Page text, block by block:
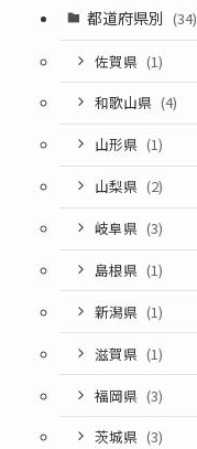
都道府県別 (34)
佐賀県 (1)
和歌山県 (4)
山形県 (1)
山梨県 (2)
岐阜県 (3)
島根県 (1)
新潟県 (1)
滋賀県 (1)
福岡県 (3)
茨城県 (3)